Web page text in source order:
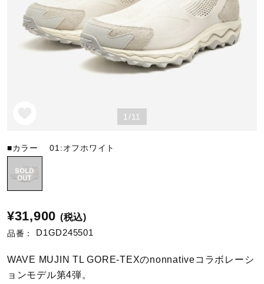
バレーボール
卓球
ソフトボール
1/11
■カラー01:オフホワイト
¥31,900 (税込)
品番： D1GD245501
WAVE MUJIN TL GORE-TEXのnonnativeコラボレーシ
ョンモデル第4弾。